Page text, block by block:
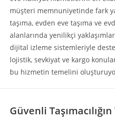
müşteri memnuniyetinde fark
taşıma, evden eve taşıma ve
alanlarında yenilikçi
dijital izleme sistemleriyle
lojistik, sevkiyat ve kargo
bu hizmetin temelini
Güvenli